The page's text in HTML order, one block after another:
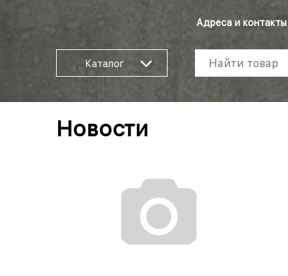
Адреса и контакты
Каталог
Новости